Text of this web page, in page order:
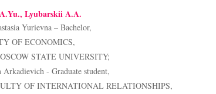
Lyubarskii A.A.
Yurievna – Bachelor,
OF ECONOMICS,
STATE UNIVERSITY;
- Graduate student,
OF INTERNATIONAL RELATIONSHIPS,